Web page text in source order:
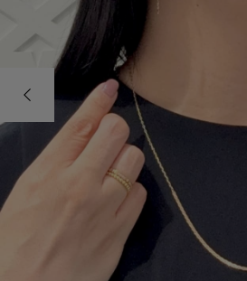
前の画像